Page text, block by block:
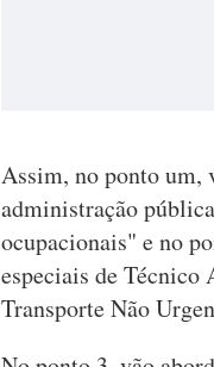
Assim, no ponto um,
administração
ocupacionais" e no
especiais de Técnico
Transporte Não